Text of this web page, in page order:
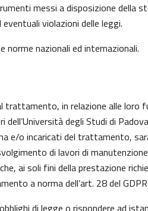
messi a disposizione della
violazioni delle leggi.
nazionali ed internazionali.
in relazione alle loro
degli Studi di
e/o incaricati del trattamento,
di lavori di
ai soli fini della prestazione
a norma dell’art. 28 del GDPR.
di legge o rispondere ad